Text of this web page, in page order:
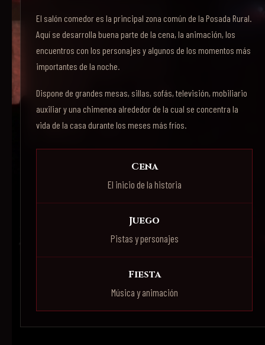
El salón comedor es la principal zona común de la Posada Rural.
Aquí se desarrolla buena parte de la cena, la animación, los
encuentros con los personajes y algunos de los momentos más
importantes de la noche.
Dispone de grandes mesas, sillas, sofás, televisión, mobiliario
auxiliar y una chimenea alrededor de la cual se concentra la
vida de la casa durante los meses más fríos.
Cena
El inicio de la historia
Juego
Pistas y personajes
Fiesta
Música y animación